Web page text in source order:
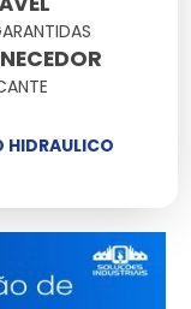
metálicas
corrosão
para baixo
e alto
ganho
HIDRAULICO